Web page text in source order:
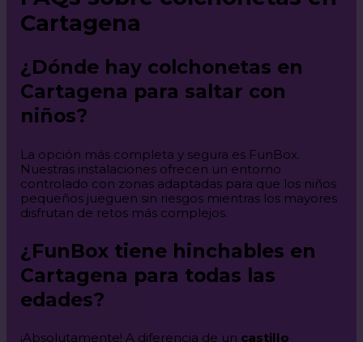
Cartagena
¿Dónde hay colchonetas en
Cartagena para saltar con
niños?
La opción más completa y segura es FunBox.
Nuestras instalaciones ofrecen un entorno
controlado con zonas adaptadas para que los niños
pequeños jueguen sin riesgos mientras los mayores
disfrutan de retos más complejos.
¿FunBox tiene hinchables en
Cartagena para todas las
edades?
¡Absolutamente! A diferencia de un castillo